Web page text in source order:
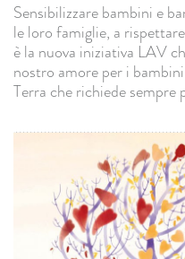
Sensibilizzare bambini e
le loro famiglie, a
è la nuova iniziativa LAV
nostro amore per i
Terra che richiede sempre